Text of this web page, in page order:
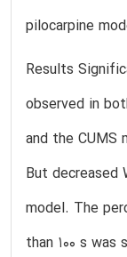
pilocarpine
Results
observed in
and the CUMS
But decreased
model. The
than 100 s